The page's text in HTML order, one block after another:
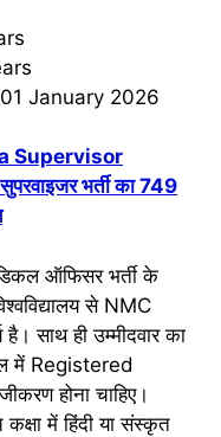
January 2026
Supervisor
भर्ती का 749
ऑफिसर भर्ती के
से NMC
है। साथ ही उम्मीदवार का
में Registered
होना चाहिए।
कक्षा में हिंदी या संस्कृत